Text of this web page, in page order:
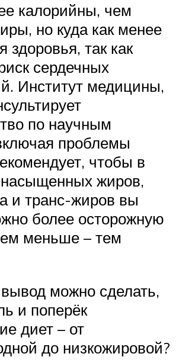
калорийны, чем
но куда как менее
здоровья, так как
сердечных
Институт медицины,
по научным
проблемы
чтобы в
жиров,
и транс-жиров вы
более осторожную
меньше – тем
можно сделать,
и поперёк
диет – от
до низкожировой?